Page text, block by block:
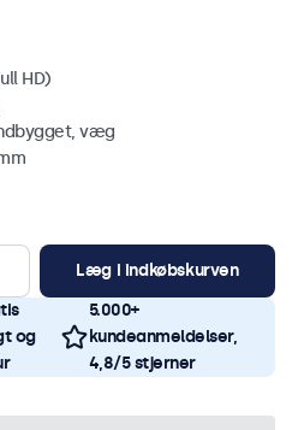
HD)
væg
Læg i indkøbskurven
og
5.000+
kundeanmeldelser,
4,8/5 stjerner